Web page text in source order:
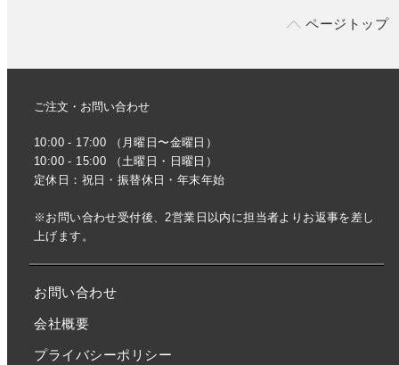
ページトップ
ご注文・お問い合わせ
10:00 - 17:00 （月曜日〜金曜日）
10:00 - 15:00 （土曜日・日曜日）
定休日：祝日・振替休日・年末年始
※お問い合わせ受付後、2営業日以内に担当者よりお返事を差し
上げます。
お問い合わせ
会社概要
プライバシーポリシー